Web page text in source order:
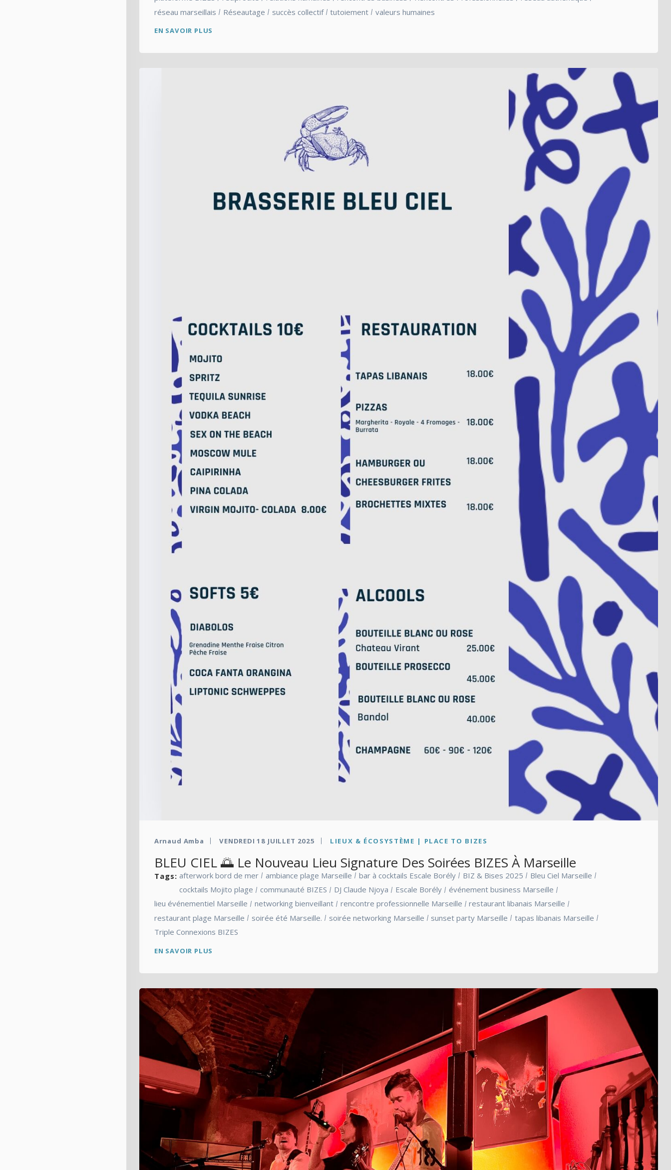
réseau marseillais
Réseautage succès collectif tutoiement valeurs humaines
EN SAVOIR PLUS
Arnaud Amba VENDREDI 18 JUILLET 2025 LIEUX & ÉCOSYSTÈME | PLACE TO BIZES
BLEU CIEL 🌅 Le Nouveau Lieu Signature Des Soirées BIZES À Marseille
Tags: afterwork bord de mer ambiance plage Marseille bar à cocktails Escale Borély BIZ & Bises 2025
Bleu Ciel Marseille
cocktails Mojito plage
communauté BIZES DJ Claude Njoya Escale Borély
événement business Marseille
lieu événementiel Marseille
networking bienveillant rencontre professionnelle Marseille
restaurant libanais Marseille
restaurant plage Marseille
soirée été Marseille. soirée networking Marseille sunset party Marseille
tapas libanais Marseille
Triple Connexions BIZES
EN SAVOIR PLUS